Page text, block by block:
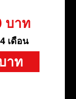
บาท
เดือน
าท